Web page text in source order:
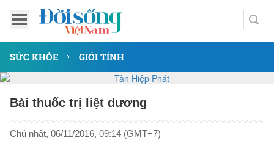
SỨC KHỎE GIỚI TÍNH
Bài thuốc trị liệt dương
Chủ nhật, 06/11/2016, 09:14 (GMT+7)